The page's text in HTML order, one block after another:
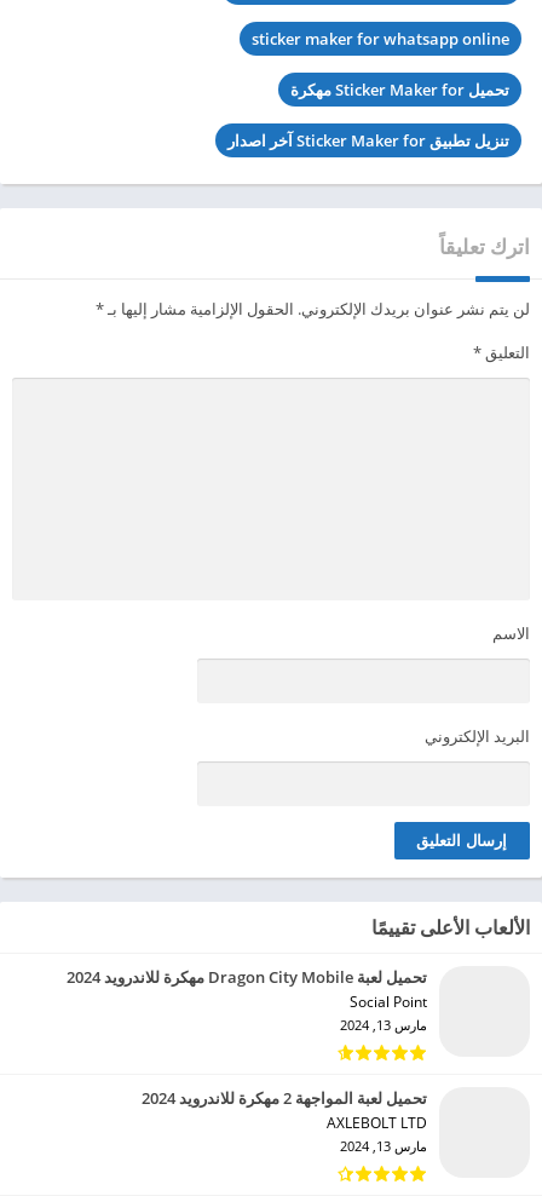
sticker maker for whatsapp online
تحميل Sticker Maker for مهكرة
تنزيل تطبيق Sticker Maker for آخر اصدار
اترك تعليقاً
لن يتم نشر عنوان بريدك الإلكتروني. الحقول الإلزامية مشار إليها بـ*
التعليق*
الاسم
البريد الإلكتروني
الألعاب الأعلى تقييمًا
تحميل لعبة Dragon City Mobile مهكرة للاندرويد 2024
Social Point‏
مارس 13, 2024
تحميل لعبة المواجهة 2 مهكرة للاندرويد 2024
AXLEBOLT LTD‏
مارس 13, 2024